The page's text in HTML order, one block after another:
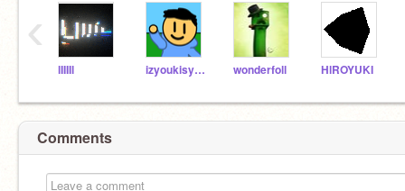
lIIIIl izyoukisyou wonderfoll HlROYUKI
‹
Comments